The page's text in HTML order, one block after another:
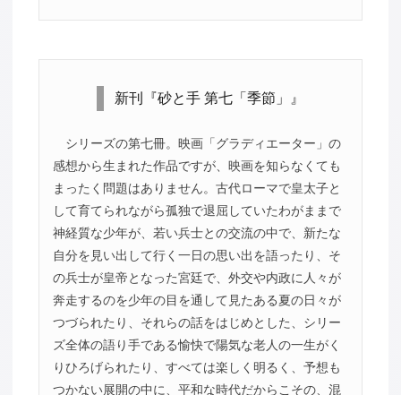
新刊『砂と手 第七「季節」』
シリーズの第七冊。映画「グラディエーター」の
感想から生まれた作品ですが、映画を知らなくても
まったく問題はありません。古代ローマで皇太子と
して育てられながら孤独で退屈していたわがままで
神経質な少年が、若い兵士との交流の中で、新たな
自分を見い出して行く一日の思い出を語ったり、そ
の兵士が皇帝となった宮廷で、外交や内政に人々が
奔走するのを少年の目を通して見たある夏の日々が
つづられたり、それらの話をはじめとした、シリー
ズ全体の語り手である愉快で陽気な老人の一生がく
りひろげられたり、すべては楽しく明るく、予想も
つかない展開の中に、平和な時代だからこその、混